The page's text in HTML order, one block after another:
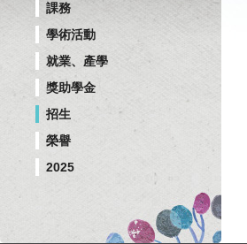
課務
學術活動
就業、產學
獎助學金
招生
榮譽
2025